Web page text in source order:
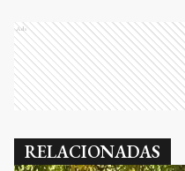
Ads
RELACIONADAS